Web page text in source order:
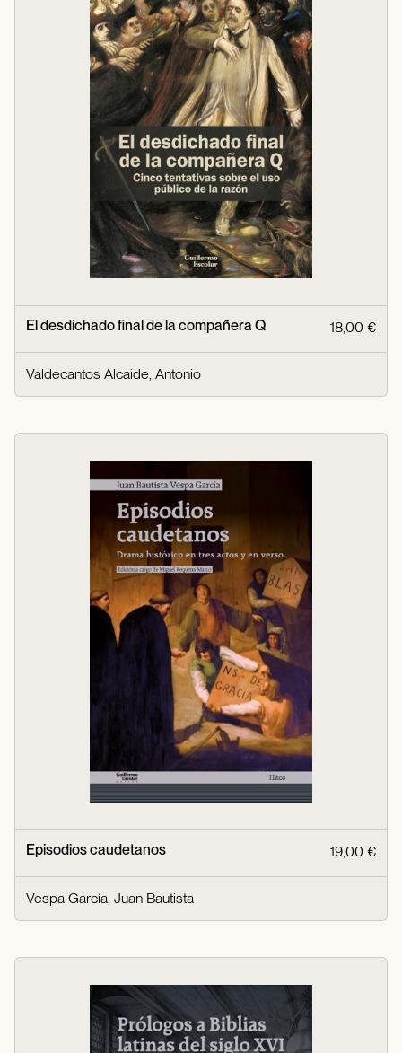
El desdichado final de la compañera Q 18,00 €
Valdecantos Alcaide, Antonio
Episodios caudetanos 19,00 €
Vespa García, Juan Bautista